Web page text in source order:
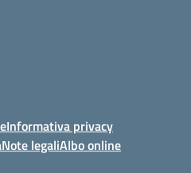
Informativa privacy
Note legaliAlbo online